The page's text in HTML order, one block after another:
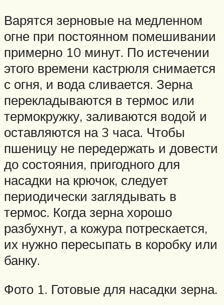
Варятся зерновые на медленном
огне при постоянном помешивании
примерно 10 минут. По истечении
этого времени кастрюля снимается
с огня, и вода сливается. Зерна
перекладываются в термос или
термокружку, заливаются водой и
оставляются на 3 часа. Чтобы
пшеницу не передержать и довести
до состояния, пригодного для
насадки на крючок, следует
периодически заглядывать в
термос. Когда зерна хорошо
разбухнут, а кожура потрескается,
их нужно пересыпать в коробку или
банку.
Фото 1. Готовые для насадки зерна.